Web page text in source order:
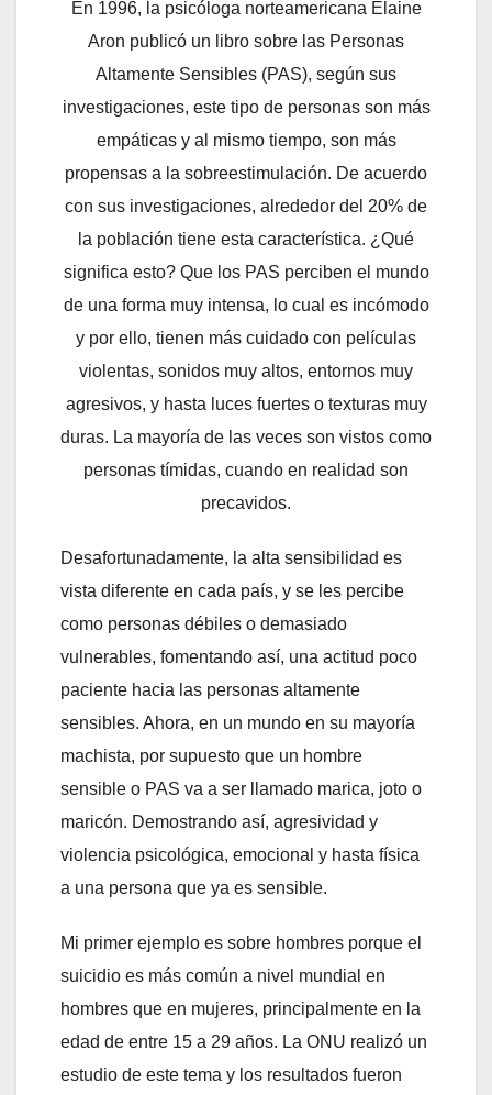
En 1996, la psicóloga norteamericana Elaine
Aron publicó un libro sobre las Personas
Altamente Sensibles (PAS), según sus
investigaciones, este tipo de personas son más
empáticas y al mismo tiempo, son más
propensas a la sobreestimulación. De acuerdo
con sus investigaciones, alrededor del 20% de
la población tiene esta característica. ¿Qué
significa esto? Que los PAS perciben el mundo
de una forma muy intensa, lo cual es incómodo
y por ello, tienen más cuidado con películas
violentas, sonidos muy altos, entornos muy
agresivos, y hasta luces fuertes o texturas muy
duras. La mayoría de las veces son vistos como
personas tímidas, cuando en realidad son
precavidos.
Desafortunadamente, la alta sensibilidad es
vista diferente en cada país, y se les percibe
como personas débiles o demasiado
vulnerables, fomentando así, una actitud poco
paciente hacia las personas altamente
sensibles. Ahora, en un mundo en su mayoría
machista, por supuesto que un hombre
sensible o PAS va a ser llamado marica, joto o
maricón. Demostrando así, agresividad y
violencia psicológica, emocional y hasta física
a una persona que ya es sensible.
Mi primer ejemplo es sobre hombres porque el
suicidio es más común a nivel mundial en
hombres que en mujeres, principalmente en la
edad de entre 15 a 29 años. La ONU realizó un
estudio de este tema y los resultados fueron